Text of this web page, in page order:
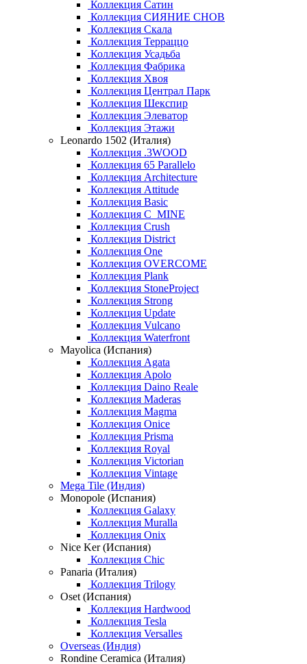
Коллекция Сатин
Коллекция СИЯНИЕ СНОВ
Коллекция Скала
Коллекция Терраццо
Коллекция Усадьба
Коллекция Фабрика
Коллекция Хвоя
Коллекция Централ Парк
Коллекция Шекспир
Коллекция Элеватор
Коллекция Этажи
Leonardo 1502 (Италия)
Коллекция .3WOOD
Коллекция 65 Parallelo
Коллекция Architecture
Коллекция Attitude
Коллекция Basic
Коллекция C_MINE
Коллекция Crush
Коллекция District
Коллекция One
Коллекция OVERCOME
Коллекция Plank
Коллекция StoneProject
Коллекция Strong
Коллекция Update
Коллекция Vulcano
Коллекция Waterfront
Mayolica (Испания)
Коллекция Agata
Коллекция Apolo
Коллекция Daino Reale
Коллекция Maderas
Коллекция Magma
Коллекция Onice
Коллекция Prisma
Коллекция Royal
Коллекция Victorian
Коллекция Vintage
Mega Tile (Индия)
Monopole (Испания)
Коллекция Galaxy
Коллекция Muralla
Коллекция Onix
Nice Ker (Испания)
Коллекция Chic
Panaria (Италия)
Коллекция Trilogy
Oset (Испания)
Коллекция Hardwood
Коллекция Tesla
Коллекция Versalles
Overseas (Индия)
Rondine Ceramica (Италия)